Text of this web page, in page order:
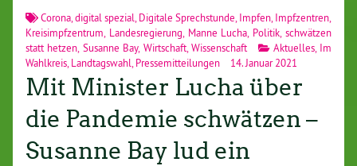
Corona digital spezial Digitale Sprechstunde Impfen Impfzentren
Kreisimpfzentrum Landesregierung Manne Lucha Politik ,schwätzen
statt hetzen Susanne Bay, Wirtschaft, Wissenschaft Aktuelles, Im
Wahlkreis Landtagswahl Pressemitteilungen 14. Januar 2021
Mit Minister Lucha über
die Pandemie schwätzen –
Susanne Bay lud ein